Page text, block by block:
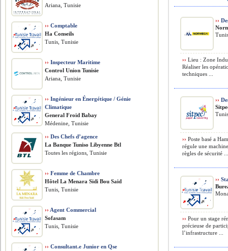
››
›› Lieu : Zone
Réaliser les
techniques ...
››
›› Poste basé a
régule une
règles de sécurité
››
›› Pour un stage
précieuse de
l’infrastructure ...
Ariana, Tunisie
›› Comptable
Ha Conseils
Tunis, Tunisie
›› Inspecteur Maritime
Control Union Tunisie
Ariana, Tunisie
›› Ingénieur en Énergétique / Génie
Climatique
General Froid Babay
Médenine, Tunisie
›› Des Chefs d’agence
La Banque Tuniso Libyenne Btl
Toutes les régions, Tunisie
›› Femme de Chambre
Hôtel La Menara Sidi Bou Said
Tunis, Tunisie
›› Agent Commercial
Sofasam
Tunis, Tunisie
›› Consultant.e Junior en Qse